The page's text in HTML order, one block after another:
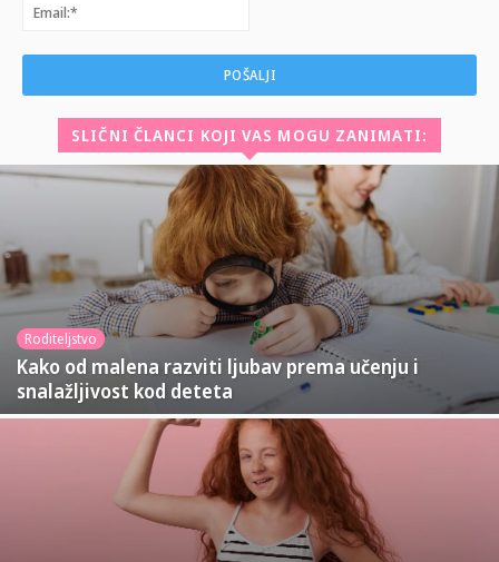
SLIČNI ČLANCI KOJI VAS MOGU ZANIMATI:
Roditeljstvo
Kako od malena razviti ljubav prema učenju i
snalažljivost kod deteta